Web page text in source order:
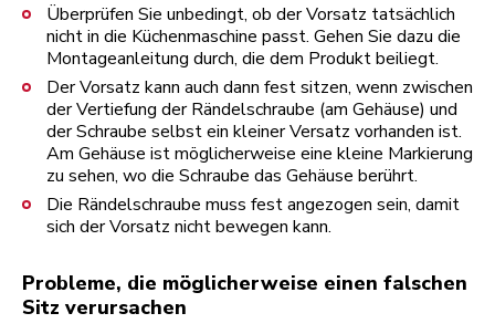
Überprüfen Sie unbedingt, ob der Vorsatz tatsächlich
nicht in die Küchenmaschine passt. Gehen Sie dazu die
Montageanleitung durch, die dem Produkt beiliegt.
Der Vorsatz kann auch dann fest sitzen, wenn zwischen
der Vertiefung der Rändelschraube (am Gehäuse) und
der Schraube selbst ein kleiner Versatz vorhanden ist.
Am Gehäuse ist möglicherweise eine kleine Markierung
zu sehen, wo die Schraube das Gehäuse berührt.
Die Rändelschraube muss fest angezogen sein, damit
sich der Vorsatz nicht bewegen kann.
Probleme, die möglicherweise einen falschen
Sitz verursachen